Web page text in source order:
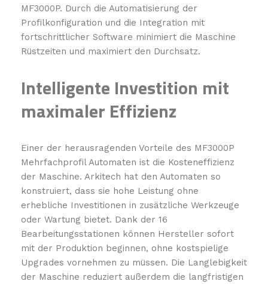
MF3000P. Durch die Automatisierung der
Profilkonfiguration und die Integration mit
fortschrittlicher Software minimiert die Maschine
Rüstzeiten und maximiert den Durchsatz.
Intelligente Investition mit
maximaler Effizienz
Einer der herausragenden Vorteile des MF3000P
Mehrfachprofil Automaten ist die Kosteneffizienz
der Maschine. Arkitech hat den Automaten so
konstruiert, dass sie hohe Leistung ohne
erhebliche Investitionen in zusätzliche Werkzeuge
oder Wartung bietet. Dank der 16
Bearbeitungsstationen können Hersteller sofort
mit der Produktion beginnen, ohne kostspielige
Upgrades vornehmen zu müssen. Die Langlebigkeit
der Maschine reduziert außerdem die langfristigen